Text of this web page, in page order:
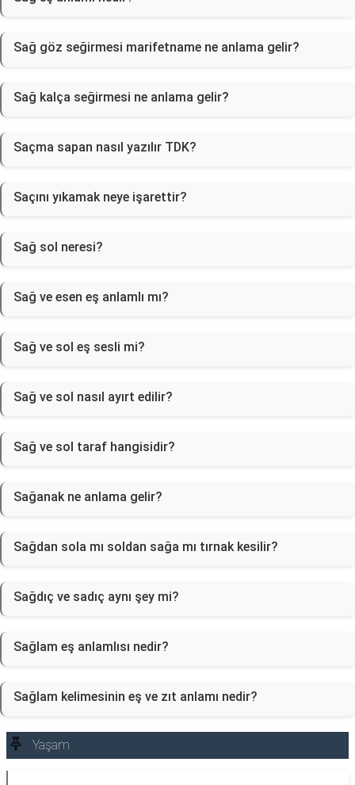
Sağ göz seğirmesi marifetname ne anlama gelir?
Sağ kalça seğirmesi ne anlama gelir?
Saçma sapan nasıl yazılır TDK?
Saçını yıkamak neye işarettir?
Sağ sol neresi?
Sağ ve esen eş anlamlı mı?
Sağ ve sol eş sesli mi?
Sağ ve sol nasıl ayırt edilir?
Sağ ve sol taraf hangisidir?
Sağanak ne anlama gelir?
Sağdan sola mı soldan sağa mı tırnak kesilir?
Sağdıç ve sadıç aynı şey mi?
Sağlam eş anlamlısı nedir?
Sağlam kelimesinin eş ve zıt anlamı nedir?
Yaşam